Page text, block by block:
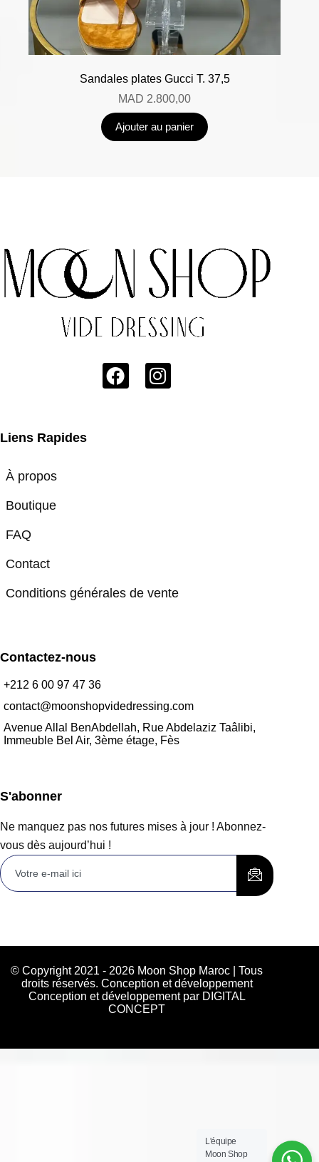
Sandales plates Gucci T. 37,5
MAD 2.800,00
Ajouter au panier
Liens Rapides
À propos
Boutique
FAQ
Contact
Conditions générales de vente
Contactez-nous
+212 6 00 97 47 36
contact@moonshopvidedressing.com
Avenue Allal BenAbdellah, Rue Abdelaziz Taâlibi,
Immeuble Bel Air, 3ème étage, Fès
S'abonner
Ne manquez pas nos futures mises à jour ! Abonnez-
vous dès aujourd’hui !
© Copyright 2021 - 2026 Moon Shop Maroc | Tous
droits réservés. Conception et développement
Conception et développement par DIGITAL
CONCEPT
L'équipe
Moon Shop